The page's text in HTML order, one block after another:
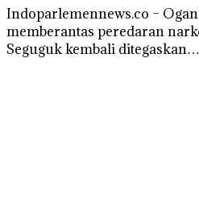
Indoparlemennews.co –
memberantas peredaran
Seguguk kembali ditegaskan…